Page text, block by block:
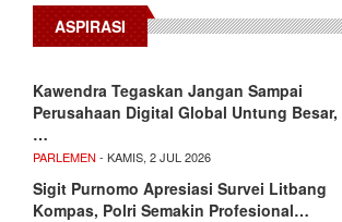
ASPIRASI
Kawendra Tegaskan Jangan Sampai
Perusahaan Digital Global Untung Besar,
…
PARLEMEN - KAMIS, 2 JUL 2026
Sigit Purnomo Apresiasi Survei Litbang
Kompas, Polri Semakin Profesional…